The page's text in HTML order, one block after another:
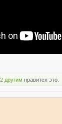
2 другим нравится это.